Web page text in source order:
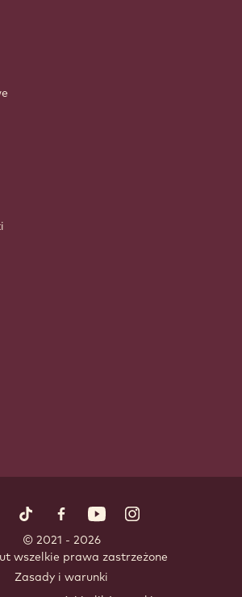
Opens in a new window.
TikTok Opens in a new window.
Facebook Opens in a new
YouTubeInstagram
© 2021 - 2026
. wszelkie prawa zastrzeżone
Zasady i warunki